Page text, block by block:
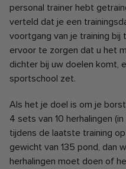
personal trainer hebt
verteld dat je een
voortgang van je training bij
ervoor te zorgen dat u het
dichter bij uw doelen komt,
sportschool zet.
Als het je doel is om je
4 sets van 10 herhalingen
tijdens de laatste training
gewicht van 135 pond, dan
herhalingen moet doen of